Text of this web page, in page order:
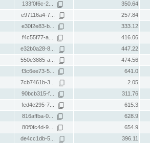
133f0f6c-2... 350.64
e97116a4-7... 257.84
e30f2e83-b... 333.12
f4c55f77-a... 416.06
e32b0a28-8... 447.22
550e3885-a... 474.56
f3c6ee73-5... 641.0
7cb7461b-3... 2.05
90bcb315-f... 311.76
fed4c295-7... 615.3
816affba-0... 628.9
80f0fc4d-9... 654.9
de4cc1db-5... 396.11